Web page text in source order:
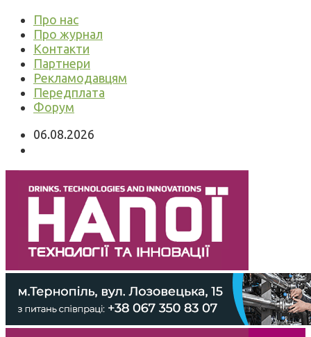
Про нас
Про журнал
Контакти
Партнери
Рекламодавцям
Передплата
Форум
06.08.2026